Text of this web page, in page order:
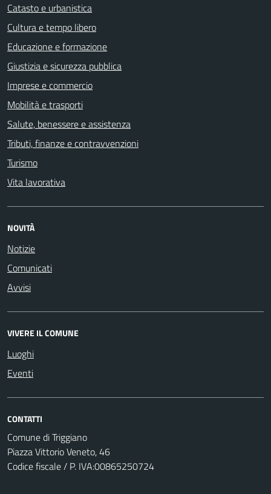
Catasto e urbanistica
Cultura e tempo libero
Educazione e formazione
Giustizia e sicurezza pubblica
Imprese e commercio
Mobilità e trasporti
Salute, benessere e assistenza
Tributi, finanze e contravvenzioni
Turismo
Vita lavorativa
NOVITÀ
Notizie
Comunicati
Avvisi
VIVERE IL COMUNE
Luoghi
Eventi
CONTATTI
Comune di Triggiano
Piazza Vittorio Veneto, 46
Codice fiscale / P. IVA:00865250724